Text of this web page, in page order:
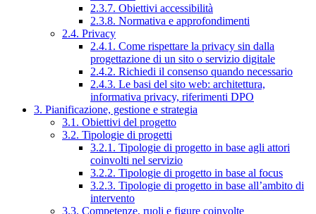
2.3.7. Obiettivi accessibilità
2.3.8. Normativa e approfondimenti
2.4. Privacy
2.4.1. Come rispettare la privacy sin dalla
progettazione di un sito o servizio digitale
2.4.2. Richiedi il consenso quando necessario
2.4.3. Le basi del sito web: architettura,
informativa privacy, riferimenti DPO
3. Pianificazione, gestione e strategia
3.1. Obiettivi del progetto
3.2. Tipologie di progetti
3.2.1. Tipologie di progetto in base agli attori
coinvolti nel servizio
3.2.2. Tipologie di progetto in base al focus
3.2.3. Tipologie di progetto in base all’ambito di
intervento
3.3. Competenze, ruoli e figure coinvolte